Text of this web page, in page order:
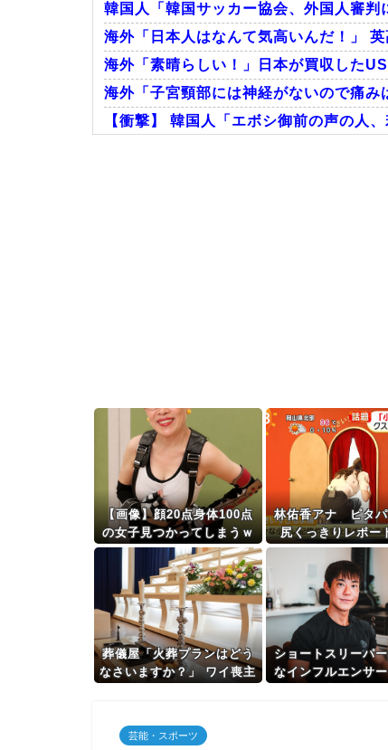
Powered by livedoor 相互RSS
韓国人「韓国サッカー協会、外国人審
海外「日本人はなんて気高いんだ！」
海外「素晴らしい！」日本が買収した
海外「子宮頸部には神経がないので痛
【衝撃】 韓国人「エボシ御前の声の人
【画像】顔20点身体100点
の女子見つかってしまうｗ
ｗｗｗｗｗｗｗ
林佑香アナ ピタ
尻くっきりレポー
葬儀屋「火葬プランはどう
なさいますか？」 ワイ喪主
い引き気味）」⇒！！！
ショートスリーパ
なインフルエンサ
芸能・スポーツ